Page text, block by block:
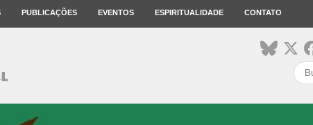
PUBLICAÇÕES EVENTOS ESPIRITUALIDADE CONTATO